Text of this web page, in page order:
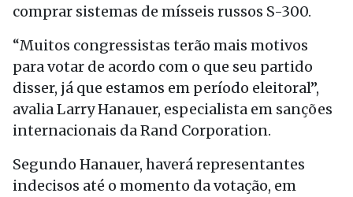
comprar sistemas de mísseis russos S-300.
“Muitos congressistas terão mais motivos
para votar de acordo com o que seu partido
disser, já que estamos em período eleitoral”,
avalia Larry Hanauer, especialista em sanções
internacionais da Rand Corporation.
Segundo Hanauer, haverá representantes
indecisos até o momento da votação, em